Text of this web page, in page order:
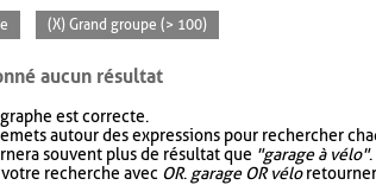
(X) Grand groupe (> 100)
aucun résultat
est correcte.
autour des expressions pour rechercher
souvent plus de résultat que "garage à vélo".
recherche avec OR. garage OR vélo